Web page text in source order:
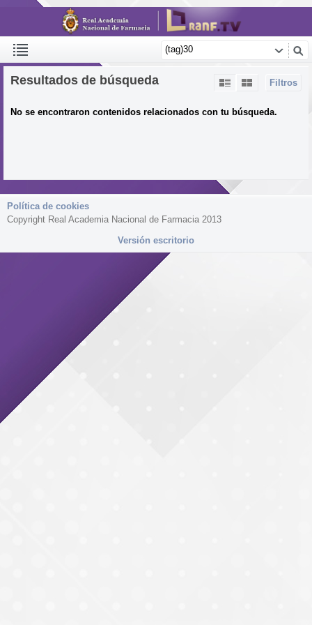
Filtros
Resultados de búsqueda
No se encontraron contenidos relacionados con tu búsqueda.
Política de cookies
Copyright Real Academia Nacional de Farmacia 2013
Versión escritorio